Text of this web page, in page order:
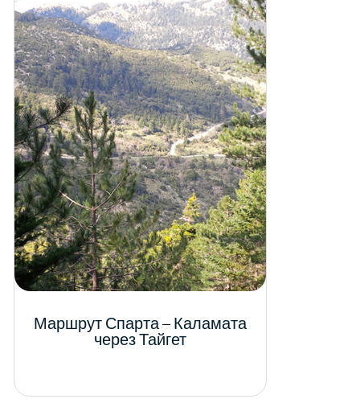
Маршрут Спарта – Каламата
через Тайгет